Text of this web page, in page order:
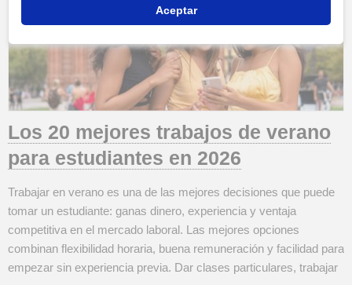
Los 20 mejores trabajos de verano
para estudiantes en 2026
Trabajar en verano es una de las mejores decisiones que puede
tomar un estudiante: ganas dinero, experiencia y ventaja
competitiva en el mercado laboral. Las mejores opciones
combinan flexibilidad horaria, buena remuneración y facilidad para
empezar sin experiencia previa. Dar clases particulares, trabajar
Aceptar